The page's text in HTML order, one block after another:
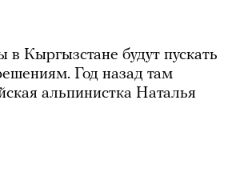
Кыргызстане будут пускать
Год назад там
альпинистка Наталья